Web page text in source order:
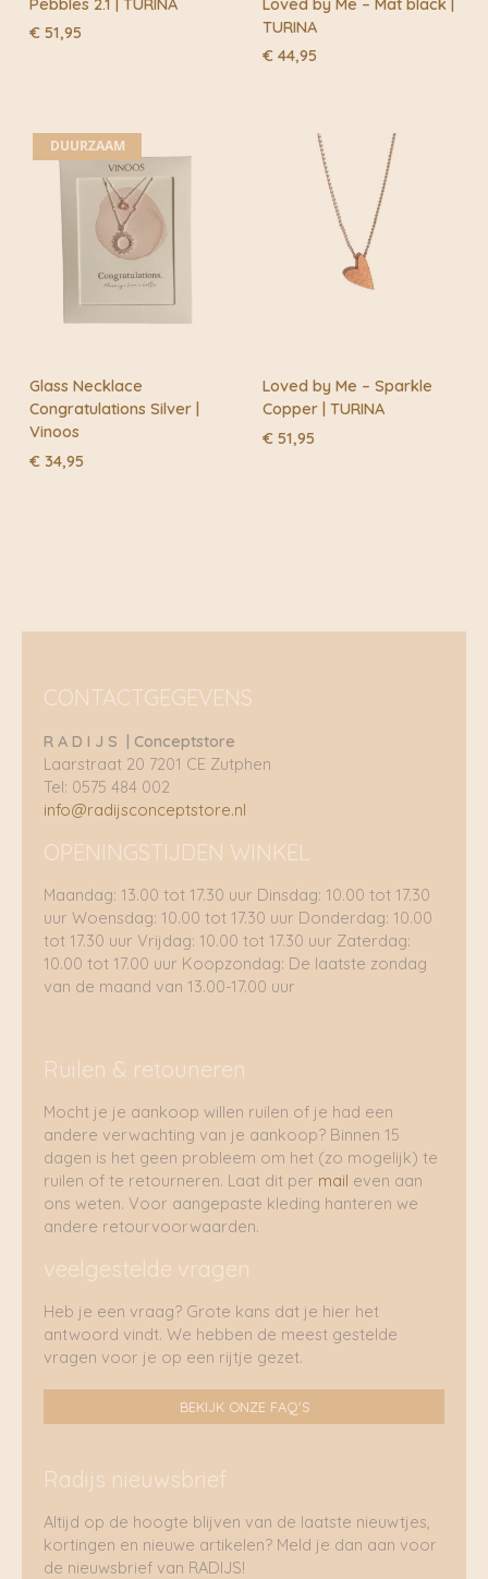
€ 51,95
TURINA
€ 44,95
DUURZAAM
Glass Necklace
Congratulations Silver |
Vinoos
€ 34,95
Loved by Me – Sparkle
Copper | TURINA
€ 51,95
CONTACTGEGEVENS
R A D I J S | Conceptstore
Laarstraat 20 7201 CE Zutphen
Tel: 0575 484 002
info@radijsconceptstore.nl
OPENINGSTIJDEN WINKEL
Maandag: 13.00 tot 17.30 uur Dinsdag: 10.00 tot 17.30
uur Woensdag: 10.00 tot 17.30 uur Donderdag: 10.00
tot 17.30 uur Vrijdag: 10.00 tot 17.30 uur Zaterdag:
10.00 tot 17.00 uur Koopzondag: De laatste zondag
van de maand van 13.00-17.00 uur
Ruilen & retouneren
Mocht je je aankoop willen ruilen of je had een
andere verwachting van je aankoop? Binnen 15
dagen is het geen probleem om het (zo mogelijk) te
ruilen of te retourneren. Laat dit per mail even aan
ons weten. Voor aangepaste kleding hanteren we
andere retourvoorwaarden.
veelgestelde vragen
Heb je een vraag? Grote kans dat je hier het
antwoord vindt. We hebben de meest gestelde
vragen voor je op een rijtje gezet.
BEKIJK ONZE FAQ'S
Radijs nieuwsbrief
Altijd op de hoogte blijven van de laatste nieuwtjes,
kortingen en nieuwe artikelen? Meld je dan aan voor
de nieuwsbrief van RADIJS!